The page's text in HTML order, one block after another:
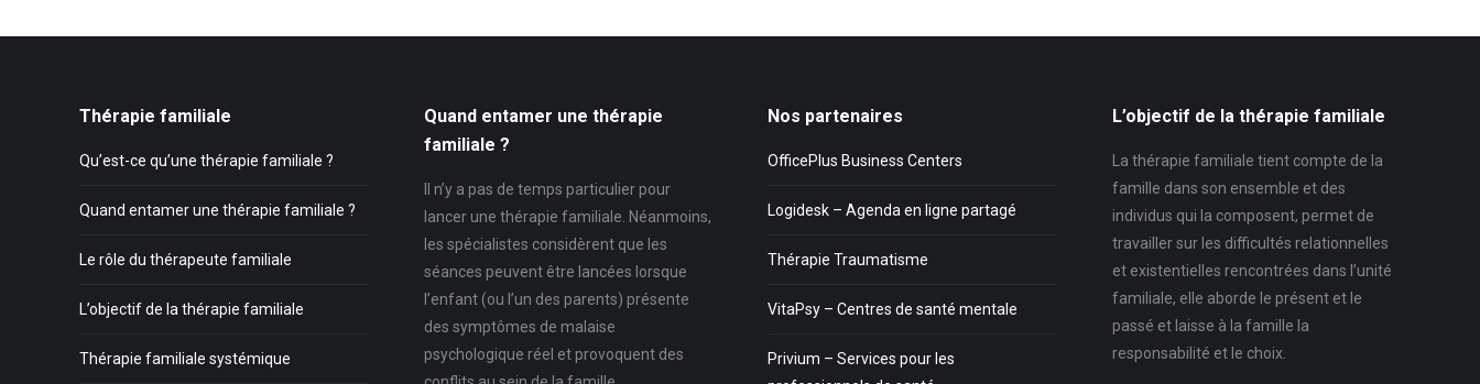
Thérapie familiale
Qu’est-ce qu’une thérapie familiale ?
Quand entamer une thérapie familiale ?
Le rôle du thérapeute familiale
L’objectif de la thérapie familiale
Thérapie familiale systémique
Quand entamer une thérapie
familiale ?
Il n’y a pas de temps particulier pour
lancer une thérapie familiale. Néanmoins,
les spécialistes considèrent que les
séances peuvent être lancées lorsque
l’enfant (ou l’un des parents) présente
des symptômes de malaise
psychologique réel et provoquent des
Nos partenaires
OfficePlus Business Centers
Logidesk – Agenda en ligne partagé
Thérapie Traumatisme
VitaPsy – Centres de santé mentale
Privium – Services pour les
L’objectif de la thérapie familiale
La thérapie familiale tient compte de la
famille dans son ensemble et des
individus qui la composent, permet de
travailler sur les difficultés relationnelles
et existentielles rencontrées dans l’unité
familiale, elle aborde le présent et le
passé et laisse à la famille la
responsabilité et le choix.